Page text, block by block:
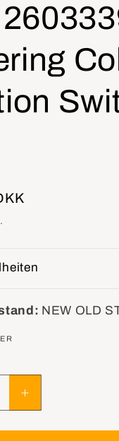
NEW OLD
Erhöhe
die
Menge